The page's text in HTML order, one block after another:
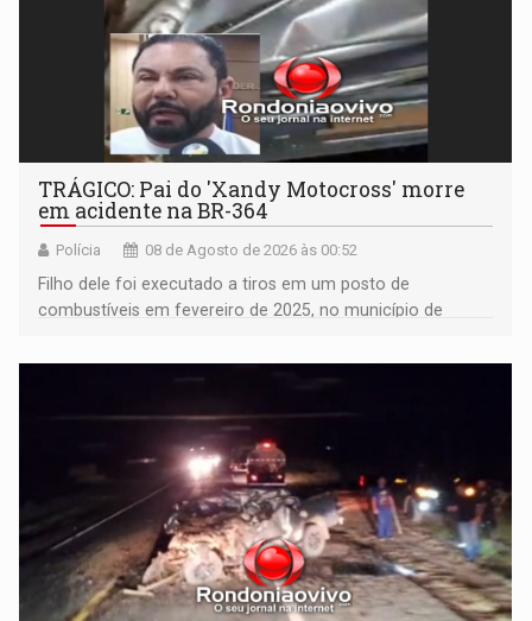
TRÁGICO: Pai do 'Xandy Motocross' morre
em acidente na BR-364
Polícia 08 de Agosto de 2026 às 00:52
Filho dele foi executado a tiros em um posto de
combustíveis em fevereiro de 2025, no município de